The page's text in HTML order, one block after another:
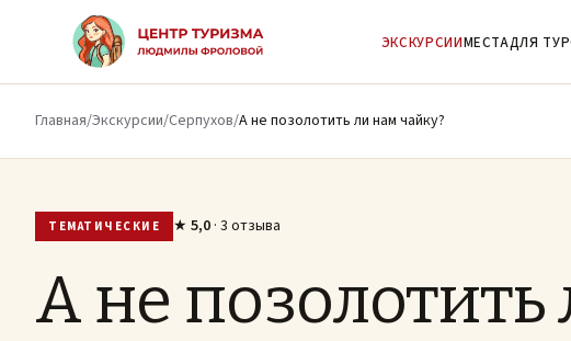
К основному содержимому
ЭКСКУРСИИМЕСТАДЛЯ
Главная/Экскурсии/Серпухов/А не позолотить ли нам чайку?
ТЕМАТИЧЕСКИЕ ★5,0 · 3 отзыва
А не позолотить